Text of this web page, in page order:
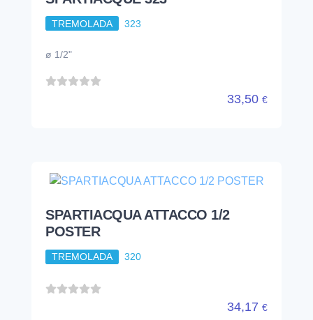
TREMOLADA 323
ø 1/2"
33,50 €
SPARTIACQUA ATTACCO 1/2
POSTER
TREMOLADA 320
34,17 €